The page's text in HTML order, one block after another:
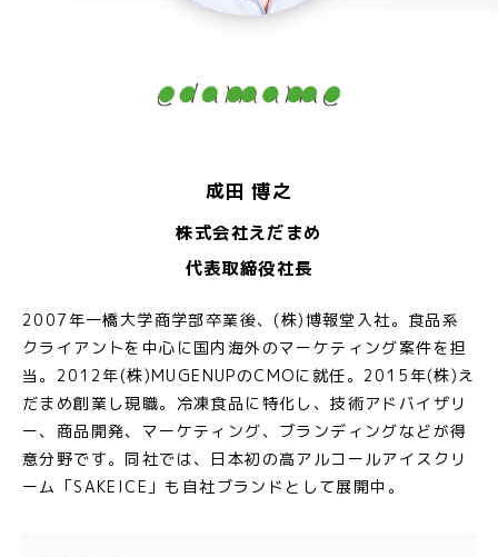
成田 博之
株式会社えだまめ
代表取締役社長
2007年一橋大学商学部卒業後、(株)博報堂入社。食品系
クライアントを中心に国内海外のマーケティング案件を担
当。2012年(株)MUGENUPのCMOに就任。2015年(株)え
だまめ創業し現職。冷凍食品に特化し、技術アドバイザリ
ー、商品開発、マーケティング、ブランディングなどが得
意分野です。同社では、日本初の高アルコールアイスクリ
ーム「SAKEICE」も自社ブランドとして展開中。